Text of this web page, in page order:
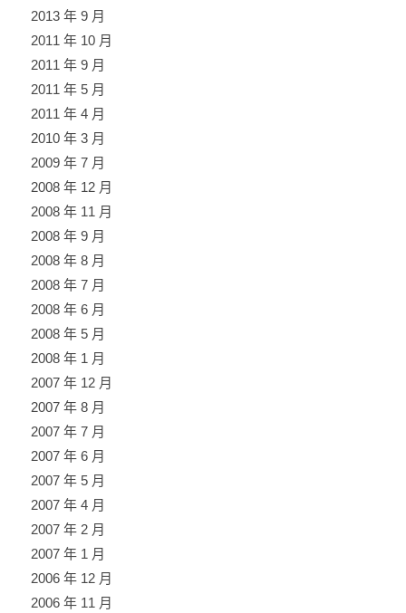
2013 年 9 月
2011 年 10 月
2011 年 9 月
2011 年 5 月
2011 年 4 月
2010 年 3 月
2009 年 7 月
2008 年 12 月
2008 年 11 月
2008 年 9 月
2008 年 8 月
2008 年 7 月
2008 年 6 月
2008 年 5 月
2008 年 1 月
2007 年 12 月
2007 年 8 月
2007 年 7 月
2007 年 6 月
2007 年 5 月
2007 年 4 月
2007 年 2 月
2007 年 1 月
2006 年 12 月
2006 年 11 月